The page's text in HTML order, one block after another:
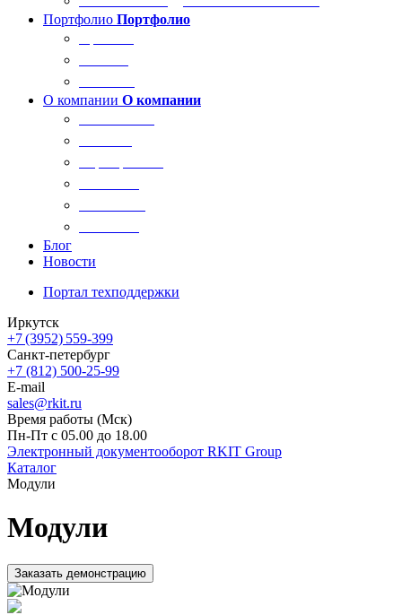
Портфолио Портфолио
О компании О компании
Блог
Новости
Портал техподдержки
Иркутск
+7 (3952) 559-399
Санкт-петербург
+7 (812) 500-25-99
E-mail
sales@rkit.ru
Время работы (Мск)
Пн-Пт с 05.00 до 18.00
Электронный документооборот RKIT Group
Каталог
Модули
Модули
Заказать демонстрацию